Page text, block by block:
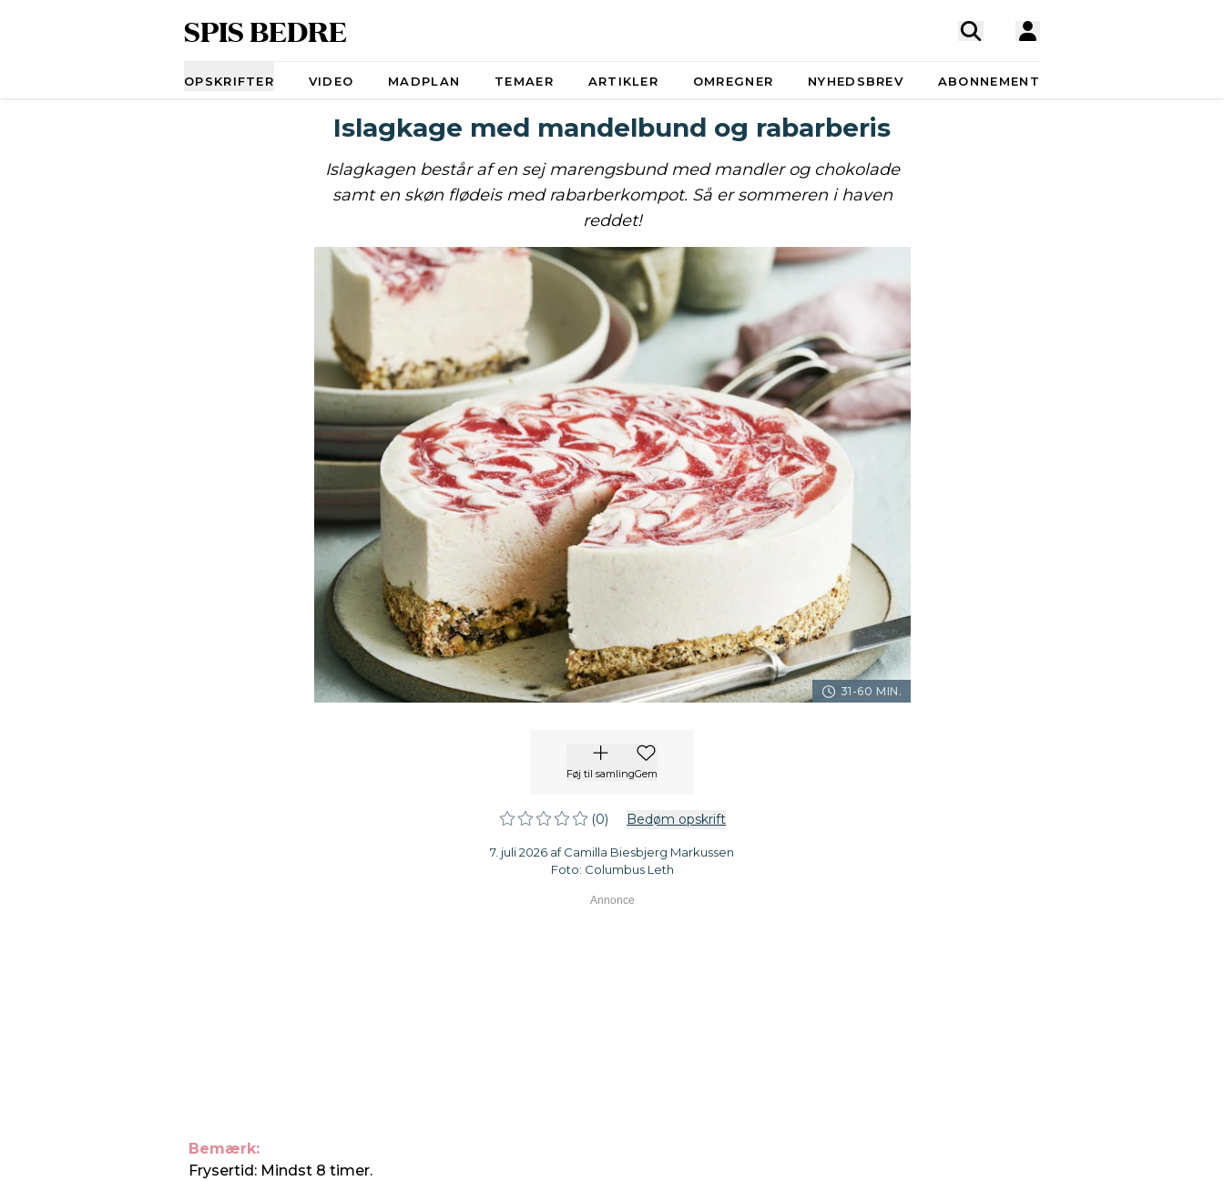
SPIS BEDRE
OPSKRIFTER VIDEO MADPLAN TEMAER ARTIKLER OMREGNER NYHEDSBREV ABONNEMENT
Islagkage med mandelbund og rabarberis
Islagkagen består af en sej marengsbund med mandler og chokolade
samt en skøn flødeis med rabarberkompot. Så er sommeren i haven
reddet!
31-60 MIN.
Føj til samlingGem
(0) Bedøm opskrift
7. juli 2026 af Camilla Biesbjerg Markussen
Foto: Columbus Leth
Bemærk:
Frysertid: Mindst 8 timer.